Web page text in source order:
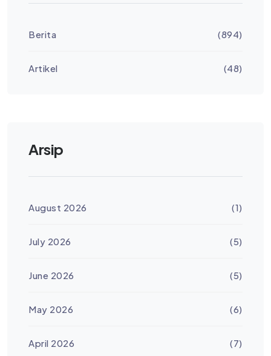
Berita (894)
Artikel (48)
Arsip
August 2026 (1)
July 2026 (5)
June 2026 (5)
May 2026 (6)
April 2026 (7)